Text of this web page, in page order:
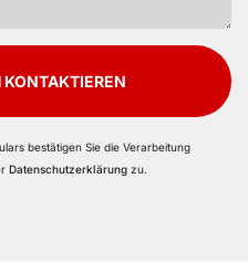
bestätigen Sie die Verarbeitung
Datenschutzerklärungzu.